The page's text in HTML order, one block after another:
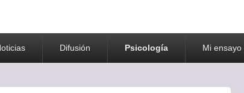
Difusión Psicología Mi ensayo